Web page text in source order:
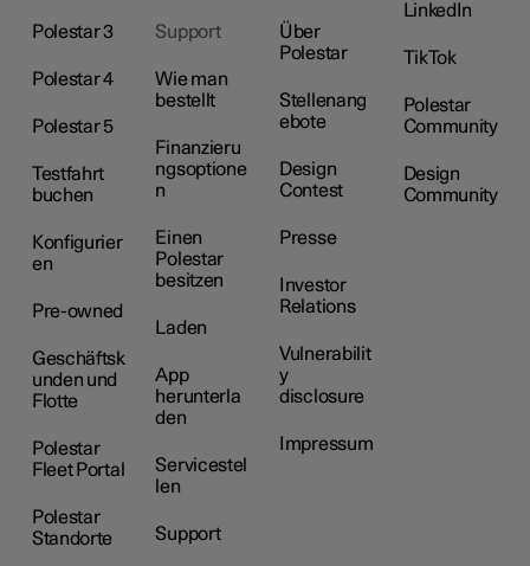
Polestar 3
Polestar 4
Polestar 5
Testfahrt
buchen
Konfigurier
en
Pre-owned
Geschäftsk
unden und
Flotte
Polestar
Fleet Portal
Polestar
Standorte
Support
Wie man
bestellt
Finanzieru
ngsoptione
n
Einen
Polestar
besitzen
Laden
App
herunterla
den
Servicestel
len
Support
Über
Polestar
Stellenang
ebote
Design
Contest
Presse
Investor
Relations
Vulnerabilit
y
disclosure
Impressum
LinkedIn
TikTok
Polestar
Community
Design
Community